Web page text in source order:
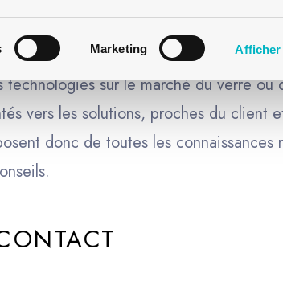
Marketing Afficher
MISSION!
sur le marché du verre ou
vers les solutions, proches du client
donc de toutes les connaissances